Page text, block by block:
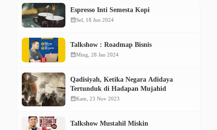
Espresso Inti Semesta Kopi
calendar_monthSel, 18 Jun 2024
Talkshow : Roadmap Bisnis
calendar_monthMing, 28 Jan 2024
Qadisiyah, Ketika Negara Adidaya
Tertunduk di Hadapan Mujahid
calendar_monthKam, 23 Nov 2023
Talkshow Mustahil Miskin